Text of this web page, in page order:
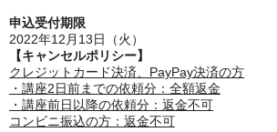
申込受付期限
2022年12月13日（火）
【キャンセルポリシー】
クレジットカード決済、PayPay決済の方
・講座2日前までの依頼分：全額返金
・講座前日以降の依頼分：返金不可
コンビニ振込の方：返金不可